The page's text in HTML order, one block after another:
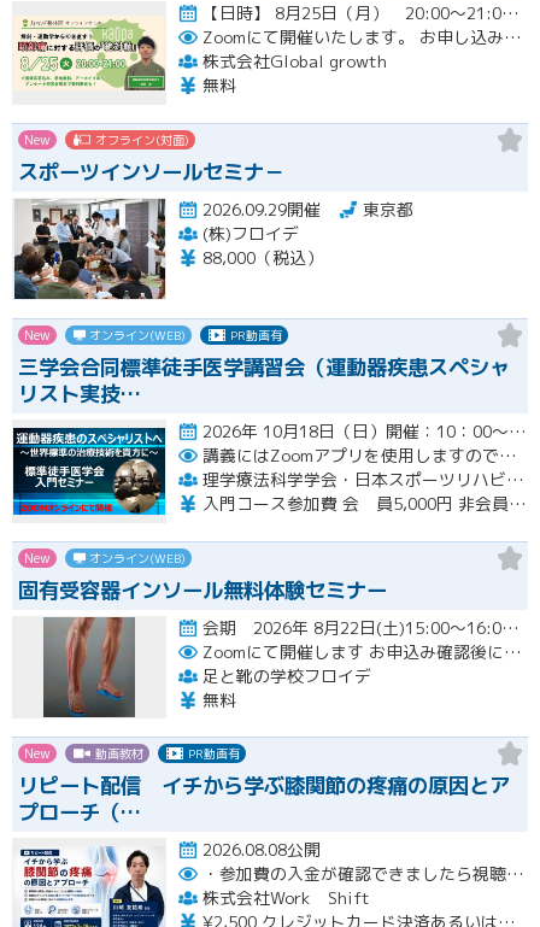
【日時】 8月25日（月） 20:00〜21:00 （質疑応答込み）開催
Zoomにて開催いたします。
お申し込み者様には開催当日にZoomのリンクをお送りいたします。
株式会社Global growth
無料
New オフライン(対面)
スポーツインソールセミナ－
2026.09.29開催
東京都
(株)フロイデ
88,000（税込）
New オンライン(WEB) PR動画有
三学会合同標準徒手医学講習会（運動器疾患スペシャ
リスト実技…
2026年 10月18日（日）開催：10：00～17：00 6時間の入門コースWebセミナー開催
講義にはZoomアプリを使用しますので受講生の皆様は各自準備をお願いいたします。
理学療法科学学会・日本スポーツリハビリテーション学会・標準徒手医学会 運動器疾患スペシャリスト実技講習会（三学会合同標準徒手医学講習会）
入門コース参加費 会 員5,000円 非会員6,000円
New オンライン(WEB)
固有受容器インソール無料体験セミナー
会期 2026年 8月22日(土)15:00～16:00開催
Zoomにて開催します お申込み確認後に、メールにてZOOM招待メールを送ります
足と靴の学校フロイデ
無料
New 動画教材 PR動画有
リピート配信 イチから学ぶ膝関節の疼痛の原因とア
プローチ（…
2026.08.08公開
・参加費の入金が確認できましたら視聴用URLとパスワードおよび資料をお申込みいただきましたメールアドレスに送付します。
株式会社Work Shift
¥2,500 クレジットカード決済あるいは銀行振込となります。